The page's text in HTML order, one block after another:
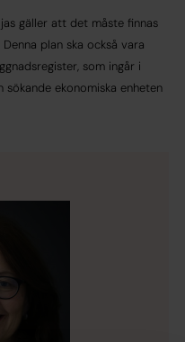
gäller att det måste finnas
plan ska också vara
som ingår i
ekonomiska enheten